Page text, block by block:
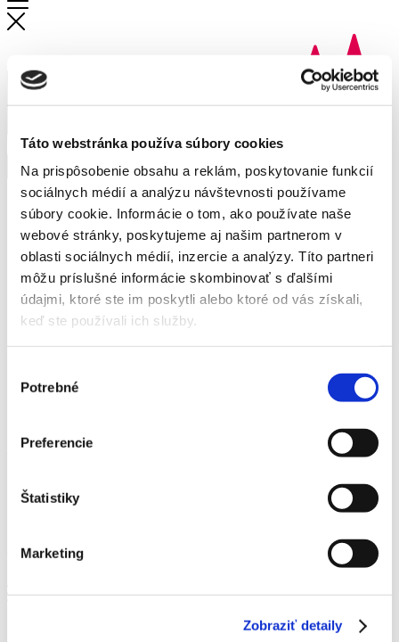
Táto webstránka používa súbory cookies
Na prispôsobenie obsahu a reklám, poskytovanie funkcií
sociálnych médií a analýzu návštevnosti používame
súbory cookie. Informácie o tom, ako používate naše
webové stránky, poskytujeme aj našim partnerom v
oblasti sociálnych médií, inzercie a analýzy. Títo partneri
môžu príslušné informácie skombinovať s ďalšími
údajmi, ktoré ste im poskytli alebo ktoré od vás získali,
keď ste používali ich služby.
súhlasu
Potrebné
Preferencie
Štatistiky
Marketing
Zobraziť detaily
Shops and services
Discounts
News
Events
Mall Services
Contact
Home
Uncategorized
ČAROVNÝ BALKÁN - Výstava fotografií
ČAROVNÝ BALKÁN - Výstava
fotografií
18. April 2023
fotografií
Menu